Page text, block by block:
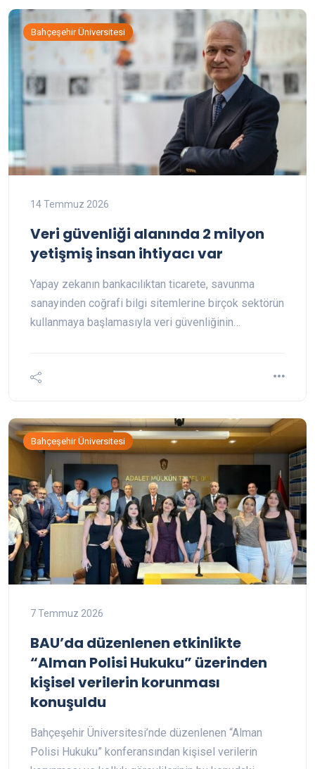
Bahçeşehir Üniversitesi
14 Temmuz 2026
Veri güvenliği alanında 2 milyon
yetişmiş insan ihtiyacı var
Yapay zekanın bankacılıktan ticarete, savunma
sanayinden coğrafi bilgi sitemlerine birçok sektörün
kullanmaya başlamasıyla veri güvenliğinin…
Bahçeşehir Üniversitesi
7 Temmuz 2026
BAU’da düzenlenen etkinlikte
“Alman Polisi Hukuku” üzerinden
kişisel verilerin korunması
konuşuldu
Bahçeşehir Üniversitesi’nde düzenlenen “Alman
Polisi Hukuku” konferansından kişisel verilerin